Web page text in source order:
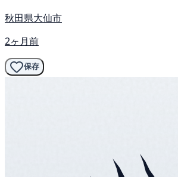
秋田県大仙市
2ヶ月前
保存